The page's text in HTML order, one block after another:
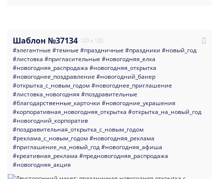
Шаблон №37134 120 x 120
#элегантные #темные #праздничные #праздники #новый_год
#листовка #пригласительные #новогодняя_елка
#новогодняя_распродажа #новогодняя_открытка
#новогоднее_поздравление #новогодний_банер
#открытка_с_новым_годом #новогоднее_приглашение
#листовка_новогодняя #поздравительные
#благодарственные_карточки #новогодние_украшения
#корпоративная_новогодняя_открытка #открытка_на_новый_год
#новогодний_корпоратив
#поздравительная_открытка_с_новым_годом
#реклама_с_новым_годом #новогодняя_реклама
#приглашение_на_новый_год#новогодняя_афиша
#креативная_реклама #предновогодняя_распродажа
#новогодняя_акция